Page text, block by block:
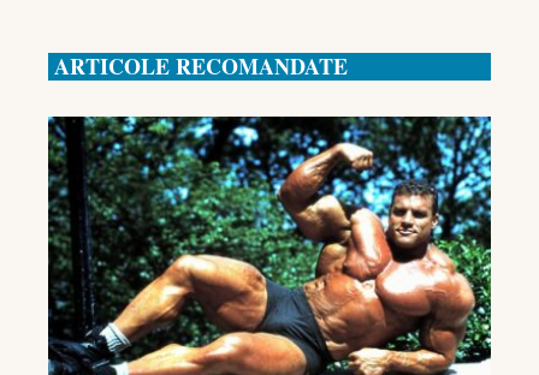
ARTICOLE RECOMANDATE